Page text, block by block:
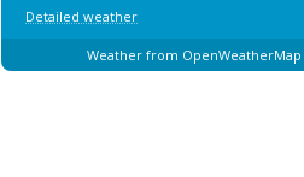
Detailed weather
Weather from OpenWeatherMap